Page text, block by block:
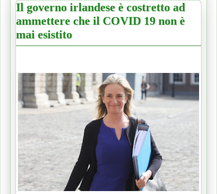
Il governo irlandese è costretto ad
ammettere che il COVID 19 non è
mai esistito